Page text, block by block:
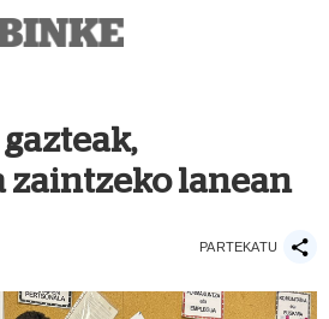
zaintzeko lanean
PARTEKATU